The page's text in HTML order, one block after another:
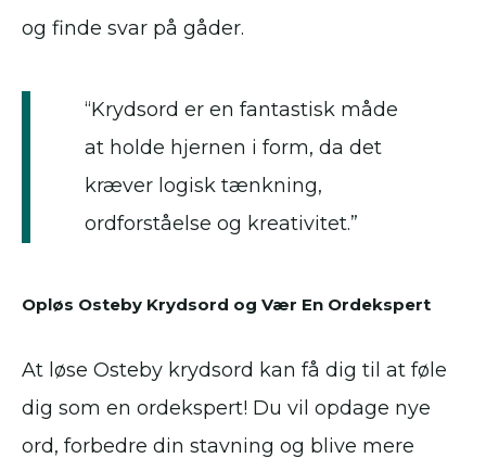
og finde svar på gåder.
“Krydsord er en fantastisk måde
at holde hjernen i form, da det
kræver logisk tænkning,
ordforståelse og kreativitet.”
Opløs Osteby Krydsord og Vær En Ordekspert
At løse Osteby krydsord kan få dig til at føle
dig som en ordekspert! Du vil opdage nye
ord, forbedre din stavning og blive mere